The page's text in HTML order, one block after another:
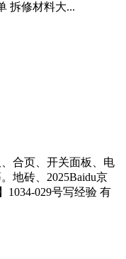
拆修材料大...
合页、开关面板、电
地砖、2025Baidu京
1034-029号写经验 有